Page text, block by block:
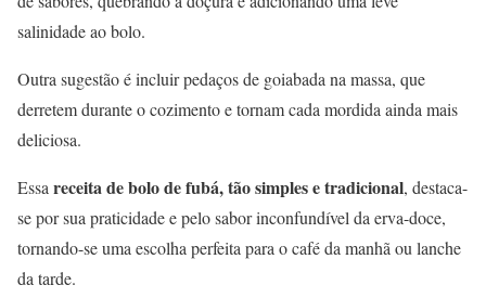
salinidade ao bolo.
Outra sugestão é incluir pedaços de goiabada na massa, que
derretem durante o cozimento e tornam cada mordida ainda mais
deliciosa.
Essa receita de bolo de fubá, tão simples e tradicional, destaca-
se por sua praticidade e pelo sabor inconfundível da erva-doce,
tornando-se uma escolha perfeita para o café da manhã ou lanche
da tarde.